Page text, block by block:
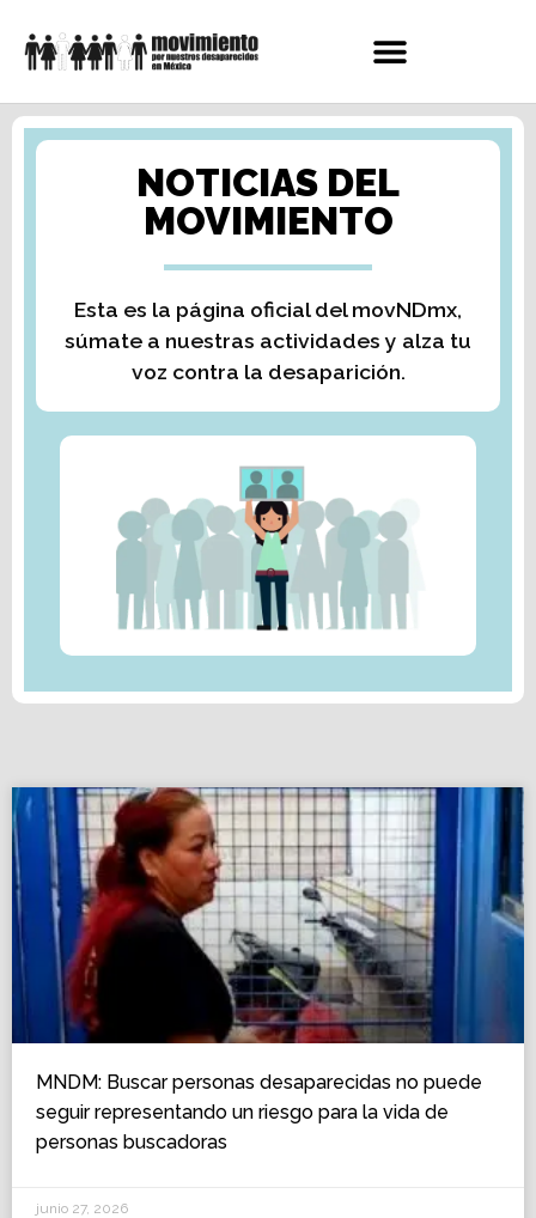
NOTICIAS DEL
MOVIMIENTO
Esta es la página oficial del movNDmx,
súmate a nuestras actividades y alza tu
voz contra la desaparición.
MNDM: Buscar personas desaparecidas no puede
seguir representando un riesgo para la vida de
personas buscadoras
junio 27, 2026